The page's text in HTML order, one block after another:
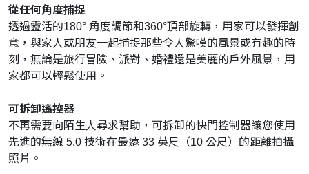
從任何角度捕捉
透過靈活的180° 角度調節和360°頂部旋轉，用家可以發揮創
意，與家人或朋友一起捕捉那些令人驚嘆的風景或有趣的時
刻，無論是旅行冒險、派對、婚禮還是美麗的戶外風景，用
家都可以輕鬆使用。
可拆卸遙控器
不再需要向陌生人尋求幫助，可拆卸的快門控制器讓您使用
先進的無線 5.0 技術在最遠 33 英尺（10 公尺）的距離拍攝
照片。